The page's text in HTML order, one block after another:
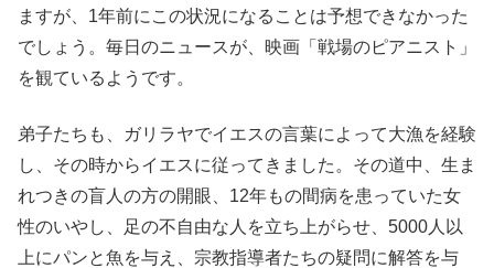
ますが、1年前にこの状況になることは予想できなかった
でしょう。毎日のニュースが、映画「戦場のピアニスト」
を観ているようです。
弟子たちも、ガリラヤでイエスの言葉によって大漁を経験
し、その時からイエスに従ってきました。その道中、生ま
れつきの盲人の方の開眼、12年もの間病を患っていた女
性のいやし、足の不自由な人を立ち上がらせ、5000人以
上にパンと魚を与え、宗教指導者たちの疑問に解答を与